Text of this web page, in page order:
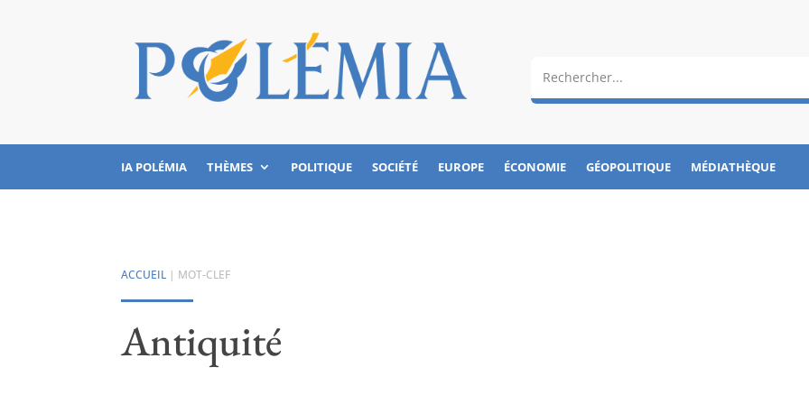
IA POLÉMIA THÈMES POLITIQUE SOCIÉTÉ EUROPE ÉCONOMIE GÉOPOLITIQUE MÉDIATHÈQUE
ACCUEIL | MOT-CLEF
Antiquité